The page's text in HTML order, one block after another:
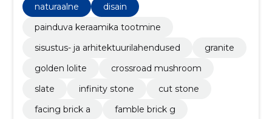
naturaalne
disain
painduva keraamika tootmine
sisustus- ja arhitektuurilahendused
granite
golden lolite
crossroad mushroom
slate
infinity stone
cut stone
facing brick a
famble brick g